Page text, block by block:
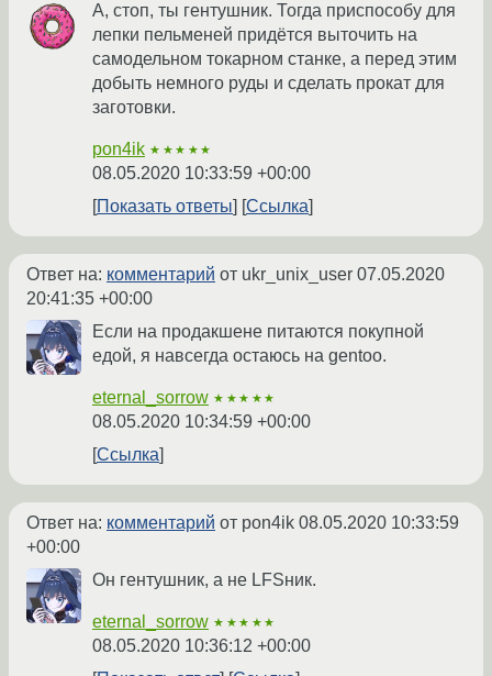
А, стоп, ты гентушник. Тогда приспособу для
лепки пельменей придётся выточить на
самодельном токарном станке, а перед этим
добыть немного руды и сделать прокат для
заготовки.
pon4ik ★★★★★
08.05.2020 10:33:59 +00:00
Показать ответы
Ссылка
Ответ на: комментарий от ukr_unix_user 07.05.2020
20:41:35 +00:00
Если на продакшене питаются покупной
едой, я навсегда остаюсь на gentoo.
eternal_sorrow ★★★★★
08.05.2020 10:34:59 +00:00
Ссылка
Ответ на: комментарий от pon4ik 08.05.2020 10:33:59
+00:00
Он гентушник, а не LFSник.
eternal_sorrow ★★★★★
08.05.2020 10:36:12 +00:00